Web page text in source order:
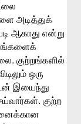
அடித்துக்
ஆகாது என்று
. குற்றங்களில்
ஒரு
இயைந்து
. குற்ற